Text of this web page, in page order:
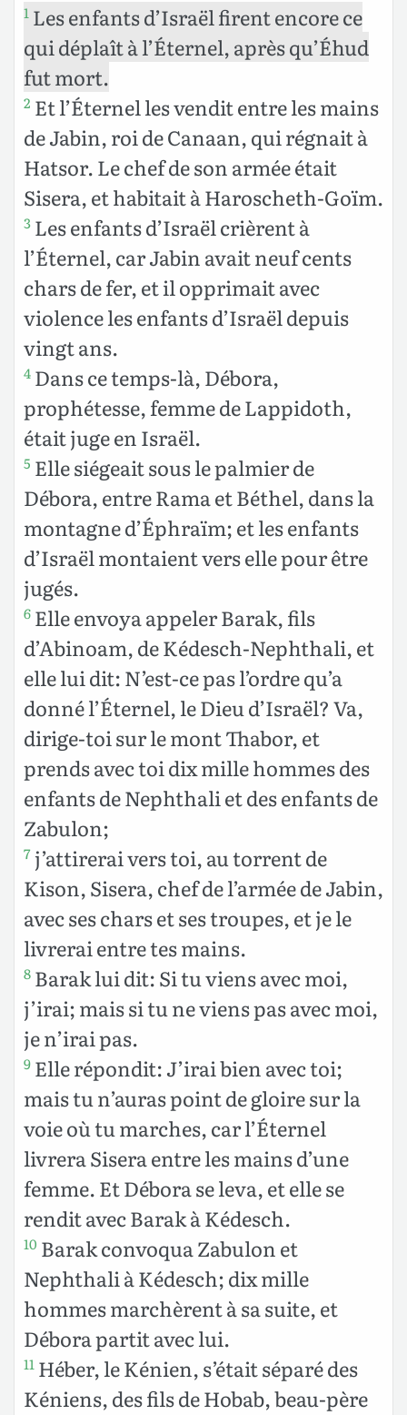
1 Les enfants d’Israël firent encore ce
qui déplaît à l’Éternel, après qu’Éhud
fut mort.
2 Et l’Éternel les vendit entre les mains
de Jabin, roi de Canaan, qui régnait à
Hatsor. Le chef de son armée était
Sisera, et habitait à Haroscheth-Goïm.
3 Les enfants d’Israël crièrent à
l’Éternel, car Jabin avait neuf cents
chars de fer, et il opprimait avec
violence les enfants d’Israël depuis
vingt ans.
4 Dans ce temps-là, Débora,
prophétesse, femme de Lappidoth,
était juge en Israël.
5 Elle siégeait sous le palmier de
Débora, entre Rama et Béthel, dans la
montagne d’Éphraïm; et les enfants
d’Israël montaient vers elle pour être
jugés.
6 Elle envoya appeler Barak, fils
d’Abinoam, de Kédesch-Nephthali, et
elle lui dit: N’est-ce pas l’ordre qu’a
donné l’Éternel, le Dieu d’Israël? Va,
dirige-toi sur le mont Thabor, et
prends avec toi dix mille hommes des
enfants de Nephthali et des enfants de
Zabulon;
7 j’attirerai vers toi, au torrent de
Kison, Sisera, chef de l’armée de Jabin,
avec ses chars et ses troupes, et je le
livrerai entre tes mains.
8 Barak lui dit: Si tu viens avec moi,
j’irai; mais si tu ne viens pas avec moi,
je n’irai pas.
9 Elle répondit: J’irai bien avec toi;
mais tu n’auras point de gloire sur la
voie où tu marches, car l’Éternel
livrera Sisera entre les mains d’une
femme. Et Débora se leva, et elle se
rendit avec Barak à Kédesch.
10 Barak convoqua Zabulon et
Nephthali à Kédesch; dix mille
hommes marchèrent à sa suite, et
Débora partit avec lui.
11 Héber, le Kénien, s’était séparé des
Kéniens, des fils de Hobab, beau-père